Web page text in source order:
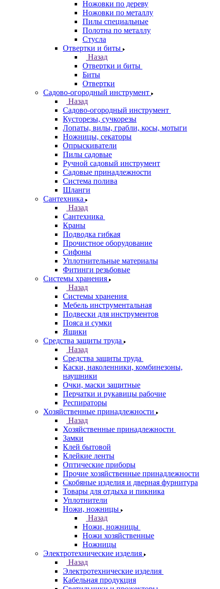
Ножовки по дереву
Ножовки по металлу
Пилы специальные
Полотна по металлу
Стусла
Отвертки и биты
Назад
Отвертки и биты
Биты
Отвертки
Садово-огородный инструмент
Назад
Садово-огородный инструмент
Кусторезы, сучкорезы
Лопаты, вилы, грабли, косы, мотыги
Ножницы, секаторы
Опрыскиватели
Пилы садовые
Ручной садовый инструмент
Садовые принадлежности
Система полива
Шланги
Сантехника
Назад
Сантехника
Краны
Подводка гибкая
Прочистное оборудование
Сифоны
Уплотнительные материалы
Фитинги резьбовые
Системы хранения
Назад
Системы хранения
Мебель инструментальная
Подвески для инструментов
Пояса и сумки
Ящики
Средства защиты труда
Назад
Средства защиты труда
Каски, наколенники, комбинезоны,
наушники
Очки, маски защитные
Перчатки и рукавицы рабочие
Респираторы
Хозяйственные принадлежности
Назад
Хозяйственные принадлежности
Замки
Клей бытовой
Клейкие ленты
Оптические приборы
Прочие хозяйственные принадлежности
Скобяные изделия и дверная фурнитура
Товары для отдыха и пикника
Уплотнители
Ножи, ножницы
Назад
Ножи, ножницы
Ножи хозяйственные
Ножницы
Электротехнические изделия
Назад
Электротехнические изделия
Кабельная продукция